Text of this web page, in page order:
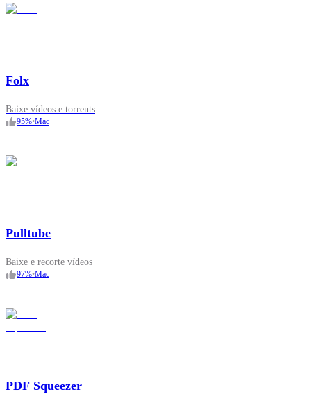
Folx
Baixe vídeos e torrents
95%•Mac
Pulltube
Baixe e recorte vídeos
97%•Mac
PDF Squeezer